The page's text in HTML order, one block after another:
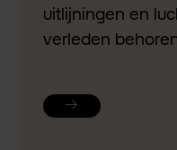
uitlijningen en
verleden